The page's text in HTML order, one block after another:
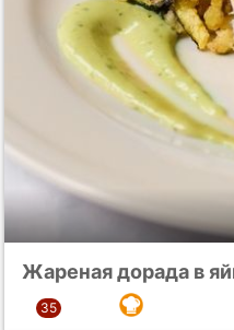
Жареная дорада в